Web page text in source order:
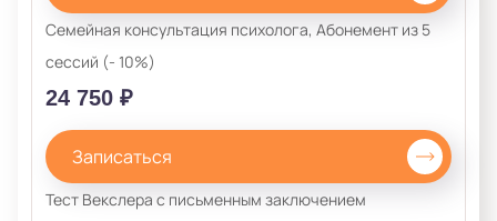
Семейная консультация психолога, Абонемент из 5
сессий (- 10%)
24 750 ₽
Записаться
Тест Векслера с письменным заключением